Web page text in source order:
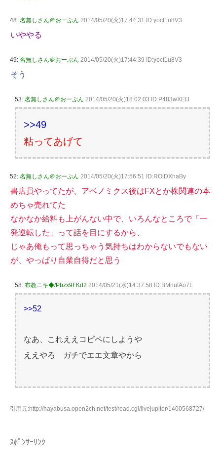
48: 名無しさん＠おーぷん 2014/05/20(火)17:44:31 ID:yocf1u8V3
いややる
49: 名無しさん＠おーぷん 2014/05/20(火)17:44:39 ID:yocf1u8V3
そう
53: 名無しさん＠おーぷん 2014/05/20(火)18:02:03 ID:P483wXEfJ
>>49
粘ってあげて
52: 名無しさん＠おーぷん 2014/05/20(火)17:56:51 ID:ROiDXhaBy
書店員やってたが、アベノミクス後はFXとか株関連の本
めちゃ売れてた
なかなか給料も上がんない中で、いろんなところで「一
発逆転した」って話を目にするから、
じゃあ俺もって思っちゃう気持ちはわからないでもない
が、やっぱり自業自得だと思う
58: 布教ニキ◆/Pbzx9FKd2 2014/05/21(水)14:37:58 ID:BMnutAo7L
>>52
なあ、これええコピペにしようや
ええやろ ガチでエエ文章やから
引用元:http://hayabusa.open2ch.net/test/read.cgi/livejupiter/1400568727/
ｽﾎﾟﾝｻｰﾘﾝｸ